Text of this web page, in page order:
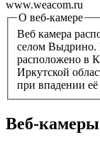
www.weacom.ru
О веб-камере
Веб камера
селом Выдрино.
расположено в
Иркутской
при впадении её
Веб-